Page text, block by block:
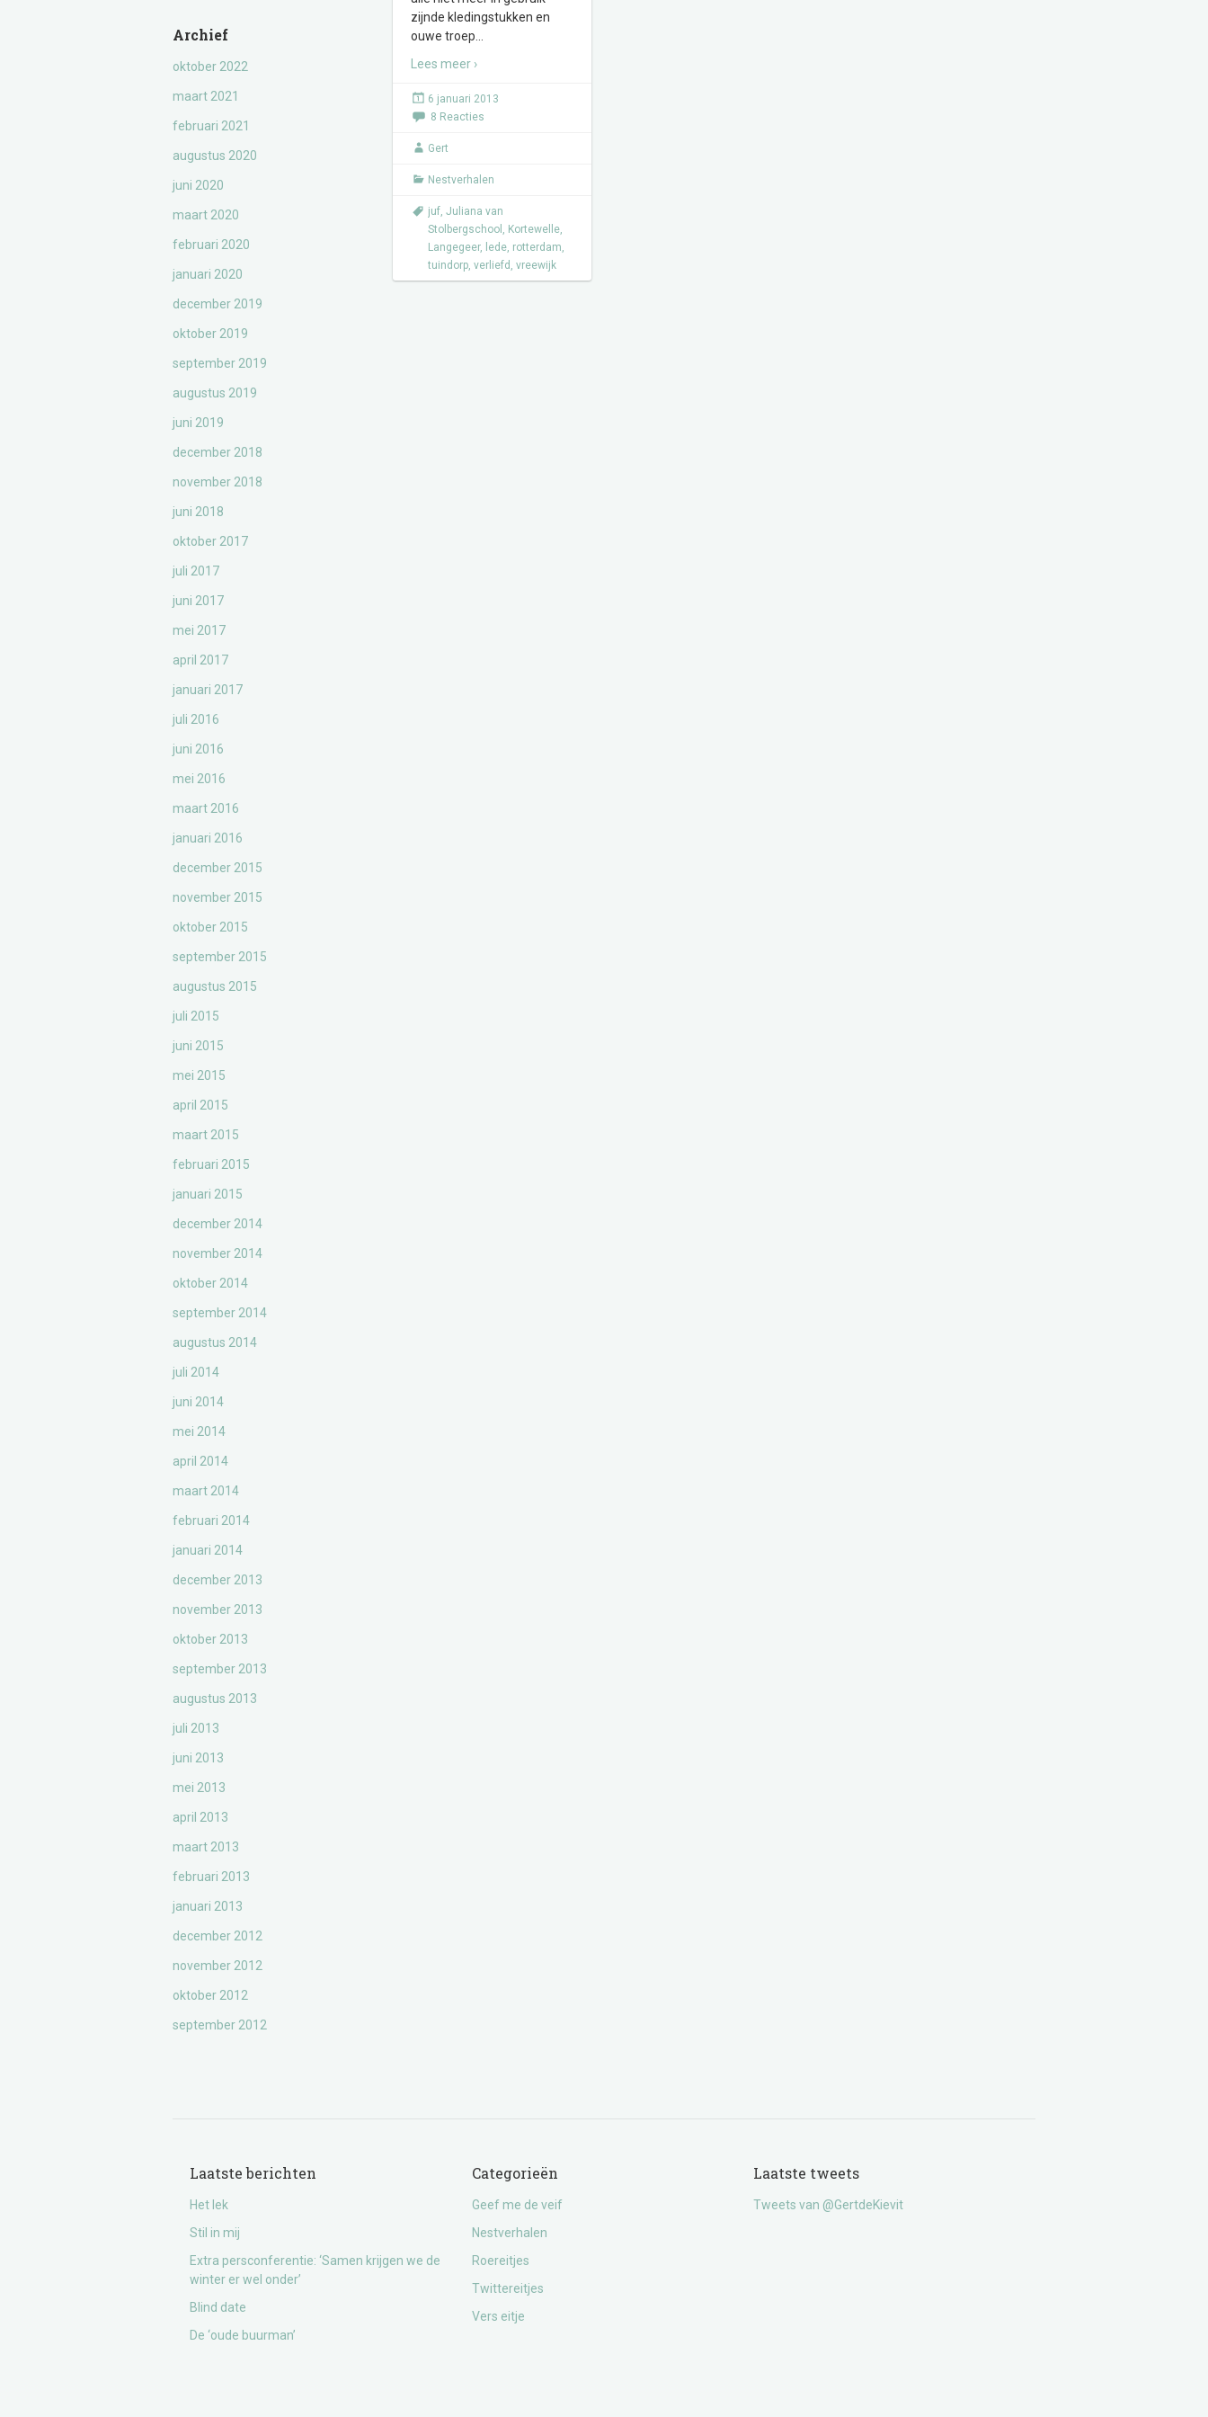
Archief
oktober 2022
maart 2021
februari 2021
augustus 2020
juni 2020
maart 2020
februari 2020
januari 2020
december 2019
oktober 2019
september 2019
augustus 2019
juni 2019
december 2018
november 2018
juni 2018
oktober 2017
juli 2017
juni 2017
mei 2017
april 2017
januari 2017
juli 2016
juni 2016
mei 2016
maart 2016
januari 2016
december 2015
november 2015
oktober 2015
september 2015
augustus 2015
juli 2015
juni 2015
mei 2015
april 2015
maart 2015
februari 2015
januari 2015
december 2014
november 2014
oktober 2014
september 2014
augustus 2014
juli 2014
juni 2014
mei 2014
april 2014
maart 2014
februari 2014
januari 2014
december 2013
november 2013
oktober 2013
september 2013
augustus 2013
juli 2013
juni 2013
mei 2013
april 2013
maart 2013
februari 2013
januari 2013
december 2012
november 2012
oktober 2012
september 2012
zijnde kledingstukken en
ouwe troep
Lees meer ›
6 januari 2013
8 Reacties
Gert
Nestverhalen
juf, Juliana van
Stolbergschool , Kortewelle,
Langegeer, lede, rotterdam,
tuindorp, verliefd , vreewijk
Laatste berichten
Het lek
Stil in mij
Extra persconferentie: ‘Samen krijgen we de
winter er wel onder’
Blind date
De ‘oude buurman’
Categorieën
Geef me de veif
Nestverhalen
Roereitjes
Twittereitjes
Vers eitje
Laatste tweets
Tweets van @GertdeKievit